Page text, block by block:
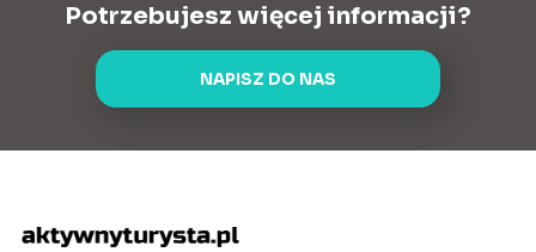
Potrzebujesz więcej informacji?
NAPISZ DO NAS